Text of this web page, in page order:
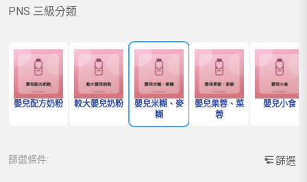
PNS 三級分類
嬰兒配方奶粉 較大嬰兒奶粉
嬰兒米糊、麥
糊
嬰兒果蓉、菜
蓉
嬰兒小食
篩選條件: 篩選